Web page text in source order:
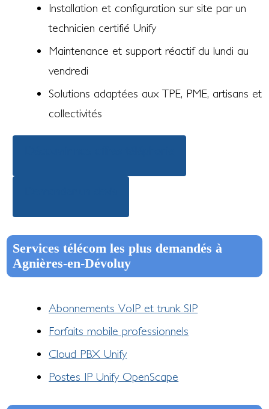
Installation et configuration sur site par un
technicien certifié Unify
Maintenance et support réactif du lundi au
vendredi
Solutions adaptées aux TPE, PME, artisans et
collectivités
Services télécom les plus demandés à
Agnières-en-Dévoluy
Abonnements VoIP et trunk SIP
Forfaits mobile professionnels
Cloud PBX Unify
Postes IP Unify OpenScape